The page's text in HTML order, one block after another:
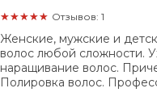
★★★★★ Отзывов: 1
Женские, мужские и
волос любой сложности.
наращивание волос.
Полировка волос.